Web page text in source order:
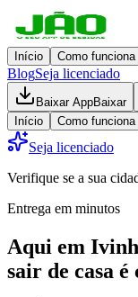
Início Como funciona
BlogSeja licenciado
Baixar AppBaixar
Início
Como funciona
Seja licenciado
Verifique se a sua
Entrega em minutos
Aqui em
sair de casa é